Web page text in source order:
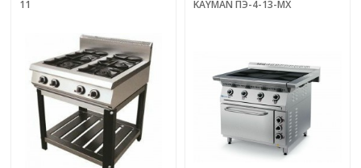
11 KAYMAN ПЭ-4-13-МХ